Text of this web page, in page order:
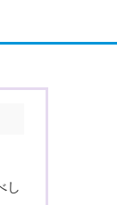
し